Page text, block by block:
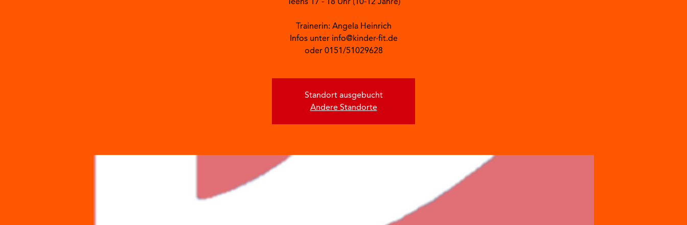
Trainerin: Angela Heinrich
Infos unter info@kinder-fit.de
oder 0151/51029628
Standort ausgebucht
Andere Standorte